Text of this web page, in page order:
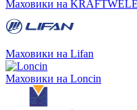
Маховики на KRAFTWELE
Маховики на Lifan
Маховики на Loncin